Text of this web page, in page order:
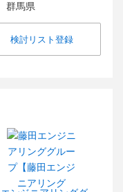
群馬県
検討リスト登録